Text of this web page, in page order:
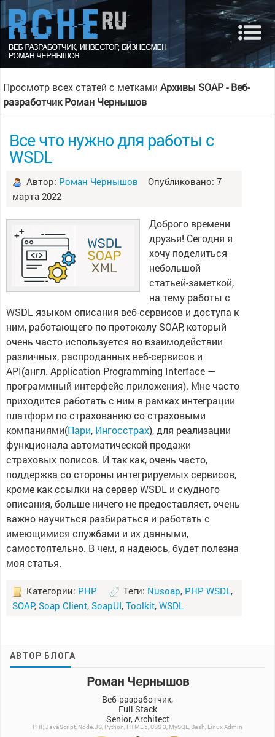
Просмотр всех статей с меткамиАрхивы SOAP - Веб-
разработчик Роман Чернышов
Все что нужно для работы с
WSDL
Автор: Роман Чернышов Опубликовано: 7
марта 2022
Доброго времени
друзья! Сегодня я
хочу поделиться
небольшой
статьей-заметкой,
на тему работы с
WSDL языком описания веб-сервисов и доступа к
ним, работающего по протоколу SOAP, который
очень часто используется во взаимодействии
различных, распроданных веб-сервисов и
API(англ. Application Programming Interface —
программный интерфейс приложения). Мне часто
приходится работать с ним в рамках интеграции
платформ по страхованию со страховыми
компаниями(Пари, Ингосстрах), для реализации
функционала автоматической продажи
страховых полисов. И так как, очень часто,
поддержка со стороны интегрируемых сервисов,
кроме как ссылки на сервер WSDL и скудного
описания, больше ничего не предоставляет, очень
важно научиться разбираться и работать с
имеющимися службами и их данными,
самостоятельно. В чем, я надеюсь, будет полезна
моя статья.
Категории: PHP Теги: Nusoap, PHP WSDL,
SOAP, Soap Client, SoapUI, Toolkit, WSDL
АВТОР БЛОГА
Роман Чернышов
Веб-разработчик,
Full Stack
Senior, Architect
PHP, JavaScript, Node.JS, Python, HTML 5, CSS 3, MySQL, Bash, Linux Admin